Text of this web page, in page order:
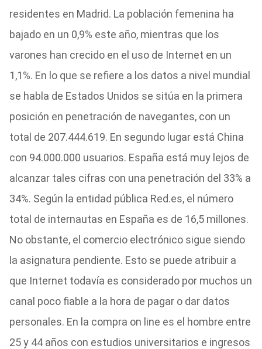
residentes en Madrid. La población femenina ha
bajado en un 0,9% este año, mientras que los
varones han crecido en el uso de Internet en un
1,1%. En lo que se refiere a los datos a nivel mundial
se habla de Estados Unidos se sitúa en la primera
posición en penetración de navegantes, con un
total de 207.444.619. En segundo lugar está China
con 94.000.000 usuarios. España está muy lejos de
alcanzar tales cifras con una penetración del 33% a
34%. Según la entidad pública Red.es, el número
total de internautas en España es de 16,5 millones.
No obstante, el comercio electrónico sigue siendo
la asignatura pendiente. Esto se puede atribuir a
que Internet todavía es considerado por muchos un
canal poco fiable a la hora de pagar o dar datos
personales. En la compra on line es el hombre entre
25 y 44 años con estudios universitarios e ingresos